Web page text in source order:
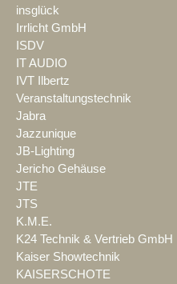
insglück
Irrlicht GmbH
ISDV
IT AUDIO
IVT Ilbertz
Veranstaltungstechnik
Jabra
Jazzunique
JB-Lighting
Jericho Gehäuse
JTE
JTS
K.M.E.
K24 Technik & Vertrieb GmbH
Kaiser Showtechnik
KAISERSCHOTE